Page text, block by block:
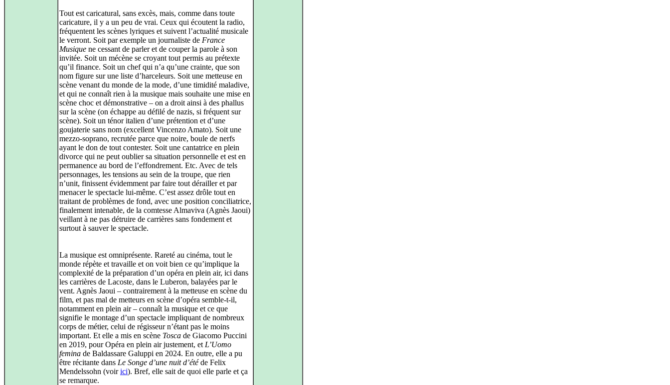
Tout est caricatural, sans excès, mais, comme dans toute
caricature, il y a un peu de vrai. Ceux qui écoutent la radio,
fréquentent les scènes lyriques et suivent l’actualité musicale
le verront. Soit par exemple un journaliste de France
Musique ne cessant de parler et de couper la parole à son
invitée. Soit un mécène se croyant tout permis au prétexte
qu’il finance. Soit un chef qui n’a qu’une crainte, que son
nom figure sur une liste d’harceleurs. Soit une metteuse en
scène venant du monde de la mode, d’une timidité maladive,
et qui ne connaît rien à la musique mais souhaite une mise en
scène choc et démonstrative – on a droit ainsi à des phallus
sur la scène (on échappe au défilé de nazis, si fréquent sur
scène). Soit un ténor italien d’une prétention et d’une
goujaterie sans nom (excellent Vincenzo Amato). Soit une
mezzo‑soprano, recrutée parce que noire, boule de nerfs
ayant le don de tout contester. Soit une cantatrice en plein
divorce qui ne peut oublier sa situation personnelle et est en
permanence au bord de l’effondrement. Etc. Avec de tels
personnages, les tensions au sein de la troupe, que rien
n’unit, finissent évidemment par faire tout dérailler et par
menacer le spectacle lui‑même. C’est assez drôle tout en
traitant de problèmes de fond, avec une position conciliatrice,
finalement intenable, de la comtesse Almaviva (Agnès Jaoui)
veillant à ne pas détruire de carrières sans fondement et
surtout à sauver le spectacle.
La musique est omniprésente. Rareté au cinéma, tout le
monde répète et travaille et on voit bien ce qu’implique la
complexité de la préparation d’un opéra en plein air, ici dans
les carrières de Lacoste, dans le Luberon, balayées par le
vent. Agnès Jaoui – contrairement à la metteuse en scène du
film, et pas mal de metteurs en scène d’opéra semble‑t‑il,
notamment en plein air – connaît la musique et ce que
signifie le montage d’un spectacle impliquant de nombreux
corps de métier, celui de régisseur n’étant pas le moins
important. Et elle a mis en scène Tosca de Giacomo Puccini
en 2019, pour Opéra en plein air justement, et L’Uomo
femina de Baldassare Galuppi en 2024. En outre, elle a pu
être récitante dans Le Songe d’une nuit d’étéde Felix
Mendelssohn (voirici). Bref, elle sait de quoi elle parle et ça
se remarque.